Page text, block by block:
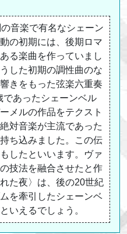
音楽で有名なシェーン
の初期には、後期ロマ
る楽曲を作っていまし
した初期の調性曲のな
きをもった弦楽六重奏
あったシェーンベル
メルの作品をテクスト
対音楽が主流であった
ち込みました。この伝
したといいます。ヴァ
技法を融合させたと作
た夜〉は、後の20世紀
を牽引したシェーンベ
いえるでしょう。